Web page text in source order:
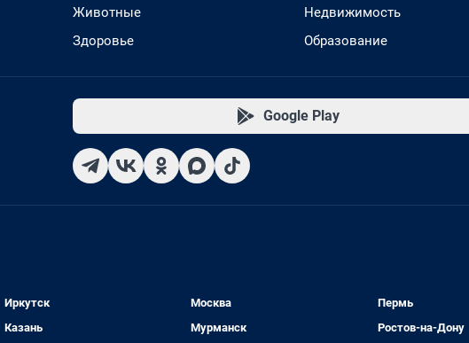
Животные
Здоровье
Недвижимость
Образование
Google Play
Иркутск
Казань
Москва
Мурманск
Пермь
Ростов-на-Дону